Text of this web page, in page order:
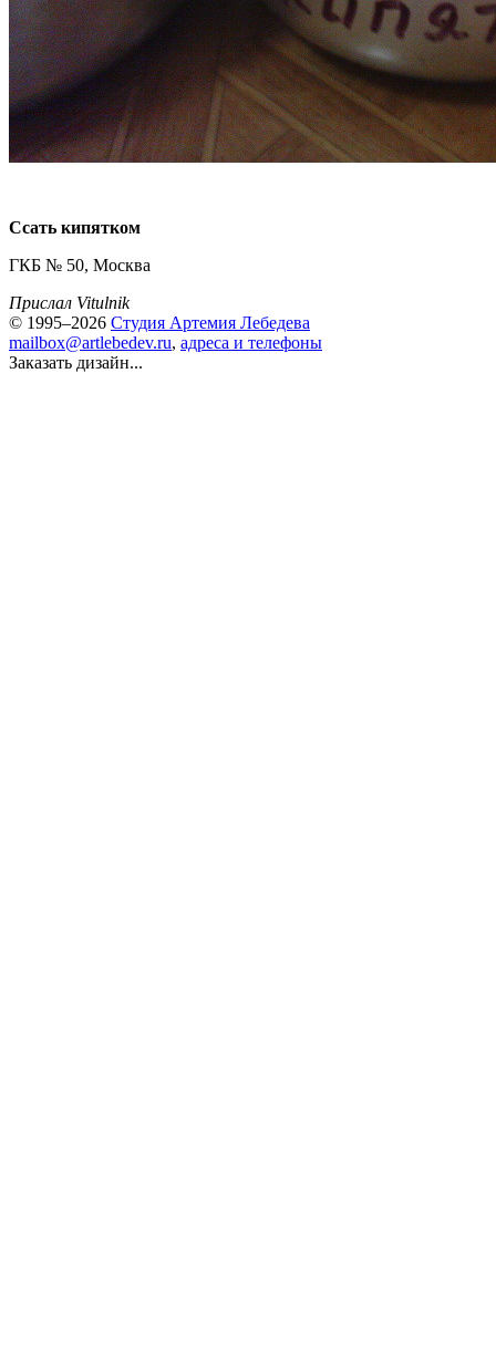
Ссать кипятком
ГКБ № 50, Москва
Прислал Vitulnik
© 1995–2026 Студия Артемия Лебедева
mailbox@artlebedev.ru, адреса и телефоны
Заказать дизайн...